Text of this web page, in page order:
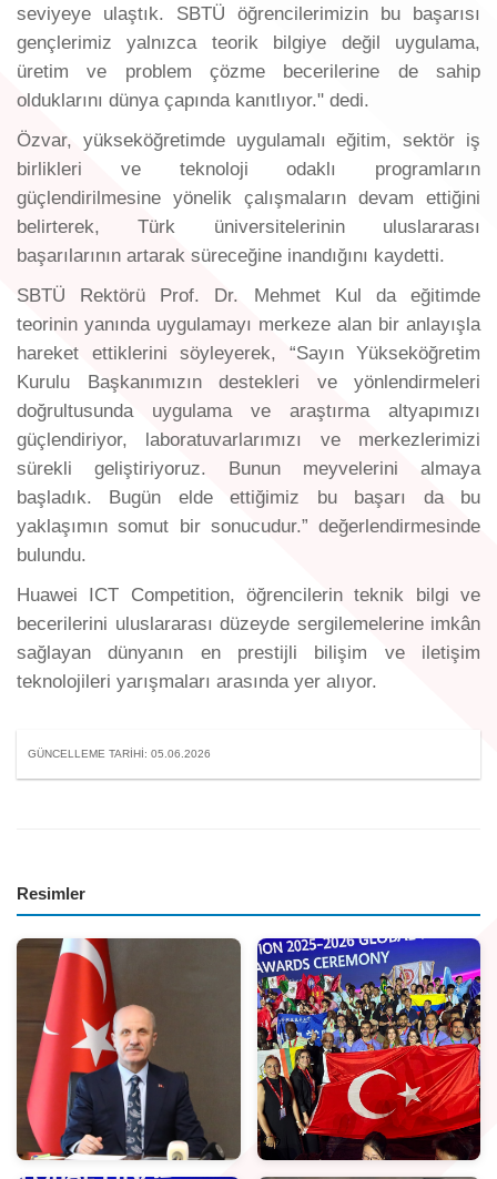
seviyeye ulaştık. SBTÜ öğrencilerimizin bu başarısı
gençlerimiz yalnızca teorik bilgiye değil uygulama,
üretim ve problem çözme becerilerine de sahip
olduklarını dünya çapında kanıtlıyor." dedi.
Özvar, yükseköğretimde uygulamalı eğitim, sektör iş
birlikleri ve teknoloji odaklı programların
güçlendirilmesine yönelik çalışmaların devam ettiğini
belirterek, Türk üniversitelerinin uluslararası
başarılarının artarak süreceğine inandığını kaydetti.
SBTÜ Rektörü Prof. Dr. Mehmet Kul da eğitimde
teorinin yanında uygulamayı merkeze alan bir anlayışla
hareket ettiklerini söyleyerek, “Sayın Yükseköğretim
Kurulu Başkanımızın destekleri ve yönlendirmeleri
doğrultusunda uygulama ve araştırma altyapımızı
güçlendiriyor, laboratuvarlarımızı ve merkezlerimizi
sürekli geliştiriyoruz. Bunun meyvelerini almaya
başladık. Bugün elde ettiğimiz bu başarı da bu
yaklaşımın somut bir sonucudur.” değerlendirmesinde
bulundu.
Huawei ICT Competition, öğrencilerin teknik bilgi ve
becerilerini uluslararası düzeyde sergilemelerine imkân
sağlayan dünyanın en prestijli bilişim ve iletişim
teknolojileri yarışmaları arasında yer alıyor.
GÜNCELLEME TARIHI: 05.06.2026
Resimler